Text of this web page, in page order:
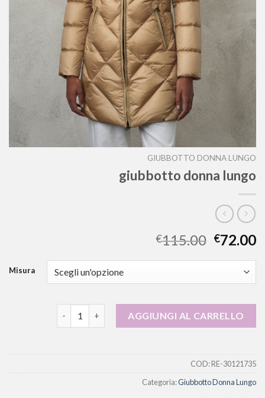
GIUBBOTTO DONNA LUNGO
giubbotto donna lungo
€115.00 €72.00
Misura
AGGIUNGI AL CARRELLO
COD:RE-30121735
Categoria:Giubbotto Donna Lungo